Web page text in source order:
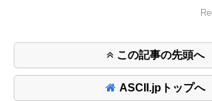
この記事の先頭へ
ASCII.jpトップへ